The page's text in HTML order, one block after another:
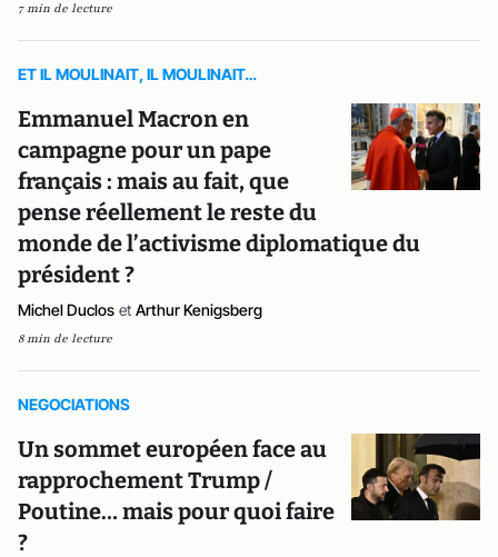
7 min de lecture
ET IL MOULINAIT, IL MOULINAIT…
Emmanuel Macron en
campagne pour un pape
français : mais au fait, que
pense réellement le reste du
monde de l’activisme diplomatique du
président ?
Michel Duclos et Arthur Kenigsberg
8 min de lecture
NEGOCIATIONS
Un sommet européen face au
rapprochement Trump /
Poutine… mais pour quoi faire
?